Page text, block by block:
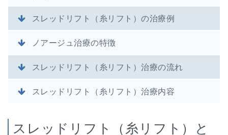
スレッドリフト（糸リフト）の治療例
ノアージュ治療の特徴
スレッドリフト（糸リフト）治療の流れ
スレッドリフト（糸リフト）治療内容
スレッドリフト（糸リフト）と